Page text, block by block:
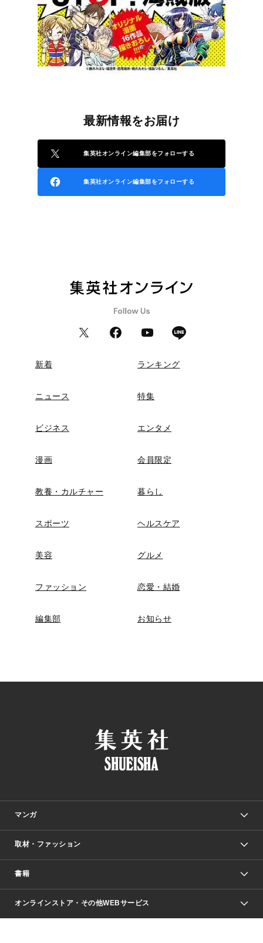
最新情報をお届け
集英社オンライン編集部をフォローする
集英社オンライン編集部をフォローする
新着 ランキング
ニュース 特集
ビジネス エンタメ
漫画 会員限定
教養・カルチャー 暮らし
スポーツ ヘルスケア
美容 グルメ
ファッション 恋愛・結婚
編集部 お知らせ
マンガ
少年マンガ
Vジャンプ
週刊ヤングジャンプ
少女マンガ
取材・ファッション
Seventeen
芸能・情報・スポーツ
書籍
文芸・文庫・総合
オンラインストア・その他WEBサービス